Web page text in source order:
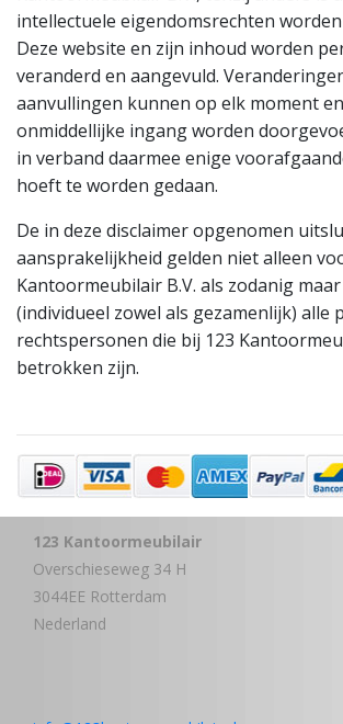
intellectuele eigendomsrechten
Deze website en zijn inhoud worden
veranderd en aangevuld.
aanvullingen kunnen op elk moment
onmiddellijke ingang worden
in verband daarmee enige
hoeft te worden gedaan.
De in deze disclaimer opgenomen
aansprakelijkheid gelden niet alleen
Kantoormeubilair B.V. als zodanig
(individueel zowel als gezamenlijk) alle
rechtspersonen die bij 123
betrokken zijn.
123 Kantoormeubilair
Overschieseweg 34 H
3044EE Rotterdam
Nederland